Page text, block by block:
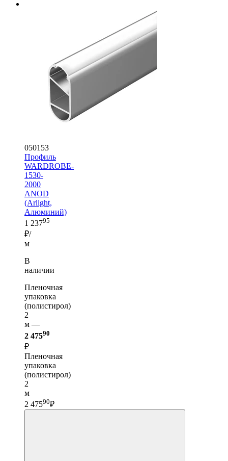
050153
Профиль
WARDROBE-
1530-
2000
ANOD
(Arlight,
Алюминий)
1 23795
₽/
м
В
наличии
Пленочная
упаковка
(полистирол)
2
м —
2 47590
₽
Пленочная
упаковка
(полистирол)
2
м
2 47590₽